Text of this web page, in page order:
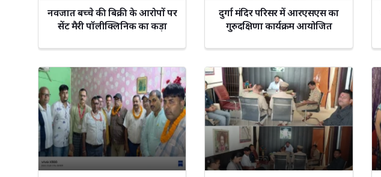
नवजात बच्चे की बिक्री के आरोपों पर
सेंट मैरी पॉलीक्लिनिक का कड़ा
दुर्गा मंदिर परिसर में आरएसएस का
गुरुदक्षिणा कार्यक्रम आयोजित